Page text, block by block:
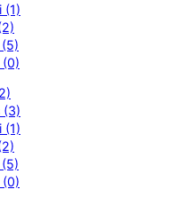
(1)
(0)
(3)
(1)
(0)